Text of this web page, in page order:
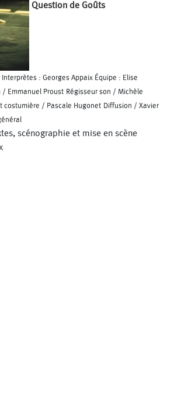
Question de Goûts
: Georges Appaix Équipe : Elise
Emmanuel Proust Régisseur son / Michèle
costumière / Pascale Hugonet Diffusion / Xavier
scénographie et mise en scène